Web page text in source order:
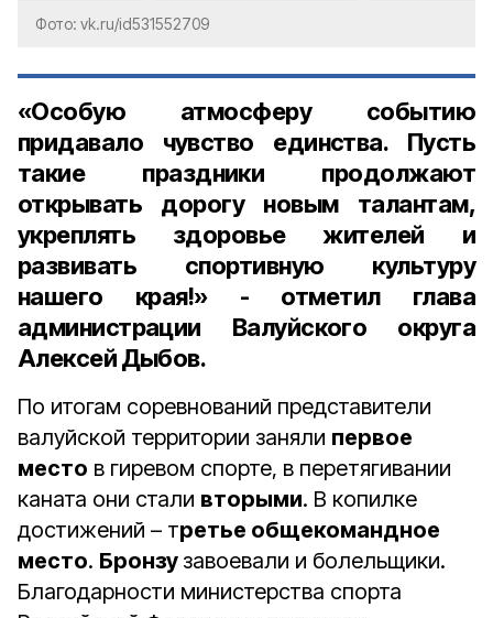
Фото: vk.ru/id531552709
«Особую атмосферу событию
придавало чувство единства. Пусть
такие праздники продолжают
открывать дорогу новым талантам,
укреплять здоровье жителей и
развивать спортивную культуру
нашего края!» - отметил глава
администрации Валуйского округа
Алексей Дыбов.
По итогам соревнований представители
валуйской территории заняли первое
место в гиревом спорте, в перетягивании
каната они стали вторыми. В копилке
достижений – третье общекомандное
место. Бронзу завоевали и болельщики.
Благодарности министерства спорта